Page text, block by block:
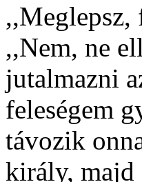
,,Meglepsz,
,,Nem, ne
jutalmazni
feleségem
távozik
király, majd